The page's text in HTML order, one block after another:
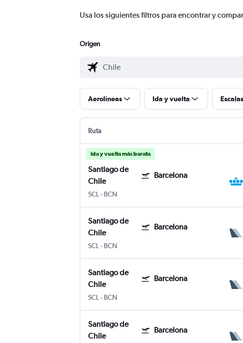
Usa los siguientes filtros para encontrar y
Origen
Aerolíneas Ida y vuelta Escalas
Ruta
Ida y vuelta más barata
Santiago de
Chile
Barcelona
SCL - BCN
Santiago de
Chile
Barcelona
SCL - BCN
Santiago de
Chile
Barcelona
SCL - BCN
Santiago de
Chile
Barcelona